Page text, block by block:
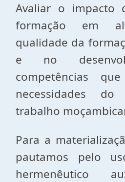
Avaliar o impacto
formação em
qualidade da
e no
competências
necessidades
trabalho
Para a
pautamos pelo
hermenêutico